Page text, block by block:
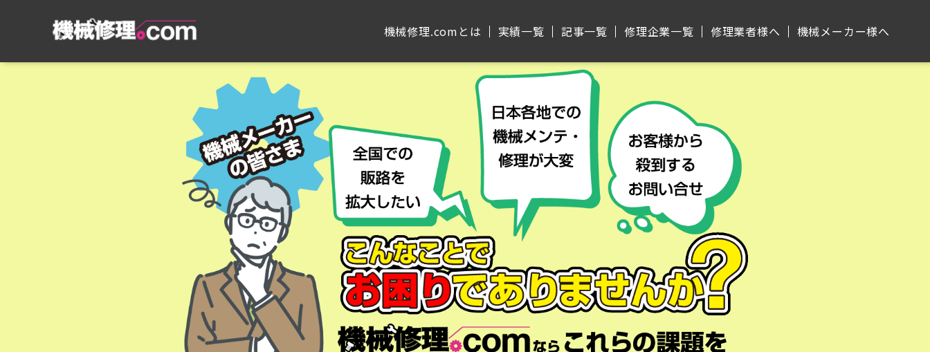
機械修理.comとは 実績⼀覧 記事⼀覧 修理企業⼀覧 修理業者様へ 機械メーカー様へ